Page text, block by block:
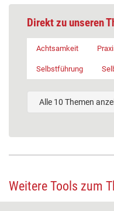
Direkt zu unseren
Achtsamkeit
Selbstführung
Alle 10 Themen
Weitere Tools zum